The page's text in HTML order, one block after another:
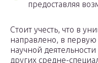
предоставляя
Стоит учесть, что в
направлено, в
научной
других средне-